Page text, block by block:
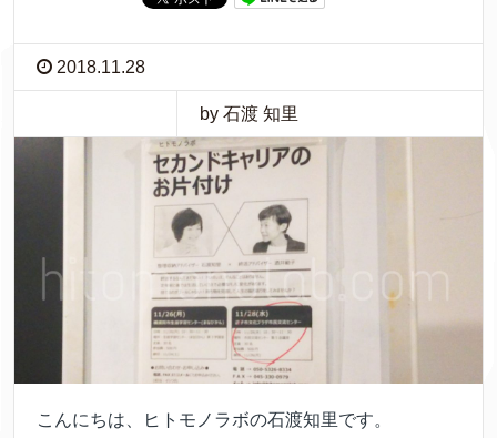
2018.11.28
by 石渡 知里
こんにちは、ヒトモノラボの石渡知里です。